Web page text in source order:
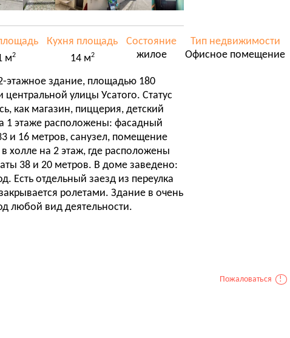
м2
Кухня площадь
14 м2
Состояние
жилое
Тип недвижимости
Офисное помещение
этажное здание, площадью 180
улицы Усатого. Статус
как магазин, пиццерия, детский
1 этаже расположены: фасадный
и 16 метров, санузел, помещение
холле на 2 этаж, где расположены
38 и 20 метров. В доме заведено:
Есть отдельный заезд из переулка
ролетами. Здание в очень
любой вид деятельности.
Пожаловаться
!